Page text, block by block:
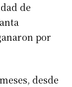
de
por
desde